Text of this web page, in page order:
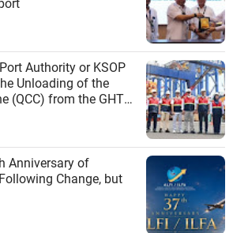
Authority or KSOP
Unloading of the
(QCC) from the GHT
J
Anniversary of
Change, but